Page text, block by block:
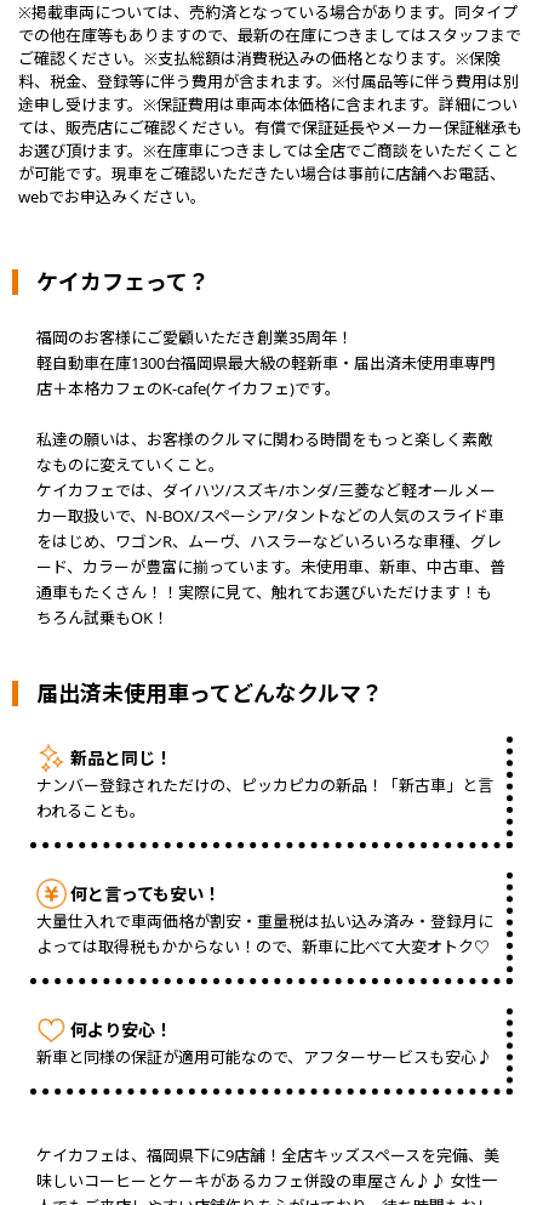
※掲載車両については、売約済となっている場合があります。同タイプ
での他在庫等もありますので、最新の在庫につきましてはスタッフまで
ご確認ください。※支払総額は消費税込みの価格となります。※保険
料、税金、登録等に伴う費用が含まれます。※付属品等に伴う費用は別
途申し受けます。※保証費用は車両本体価格に含まれます。詳細につい
ては、販売店にご確認ください。有償で保証延長やメーカー保証継承も
お選び頂けます。※在庫車につきましては全店でご商談をいただくこと
が可能です。現車をご確認いただきたい場合は事前に店舗へお電話、
webでお申込みください。
ケイカフェって？
福岡のお客様にご愛顧いただき創業35周年！
軽自動車在庫1300台福岡県最大級の軽新車・届出済未使用車専門
店＋本格カフェのK-cafe(ケイカフェ)です。
私達の願いは、お客様のクルマに関わる時間をもっと楽しく素敵
なものに変えていくこと。
ケイカフェでは、ダイハツ/スズキ/ホンダ/三菱など軽オールメー
カー取扱いで、N-BOX/スペーシア/タントなどの人気のスライド車
をはじめ、ワゴンR、ムーヴ、ハスラーなどいろいろな車種、グレ
ード、カラーが豊富に揃っています。未使用車、新車、中古車、普
通車もたくさん！！実際に見て、触れてお選びいただけます！も
ちろん試乗もOK！
届出済未使用車ってどんなクルマ？
新品と同じ！
ナンバー登録されただけの、ピッカピカの新品！「新古車」と言
われることも。
何と言っても安い！
大量仕入れで車両価格が割安・重量税は払い込み済み・登録月に
よっては取得税もかからない！ので、新車に比べて大変オトク♡
何より安心！
新車と同様の保証が適用可能なので、アフターサービスも安心♪
ケイカフェは、福岡県下に9店舗！全店キッズスペースを完備、美
味しいコーヒーとケーキがあるカフェ併設の車屋さん♪♪ 女性一